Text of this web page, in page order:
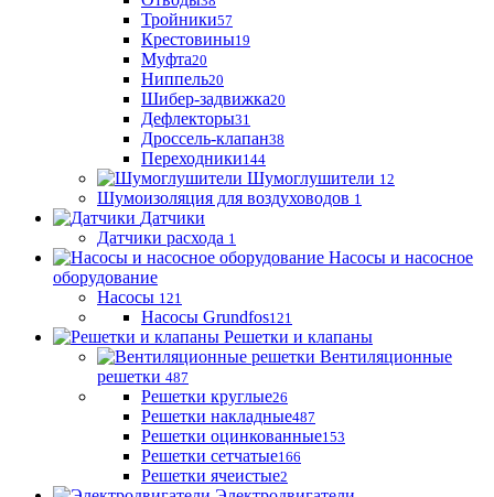
Тройники57
Крестовины19
Муфта20
Ниппель20
Шибер-задвижка20
Дефлекторы31
Дроссель-клапан38
Переходники144
Шумоглушители 12
Шумоизоляция для воздуховодов 1
Датчики
Датчики расхода 1
Насосы и насосное
оборудование
Насосы 121
Насосы Grundfos121
Решетки и клапаны
Вентиляционные
решетки 487
Решетки круглые26
Решетки накладные487
Решетки оцинкованные153
Решетки сетчатые166
Решетки ячеистые2